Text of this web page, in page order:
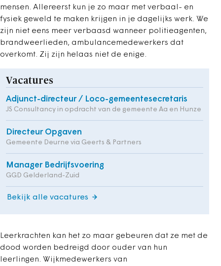
mensen. Allereerst kun je zo maar met verbaal- en
fysiek geweld te maken krijgen in je dagelijks werk. We
zijn niet eens meer verbaasd wanneer politieagenten,
brandweerlieden, ambulancemedewerkers dat
overkomt. Zij zijn helaas niet de enige.
Vacatures
Adjunct-directeur / Loco-gemeentesecretaris
JS Consultancy in opdracht van de gemeente Aa en Hunze
Directeur Opgaven
Gemeente Deurne via Geerts & Partners
Manager Bedrijfsvoering
GGD Gelderland-Zuid
Bekijk alle vacatures
Leerkrachten kan het zo maar gebeuren dat ze met de
dood worden bedreigd door ouder van hun
leerlingen. Wijkmedewerkers van